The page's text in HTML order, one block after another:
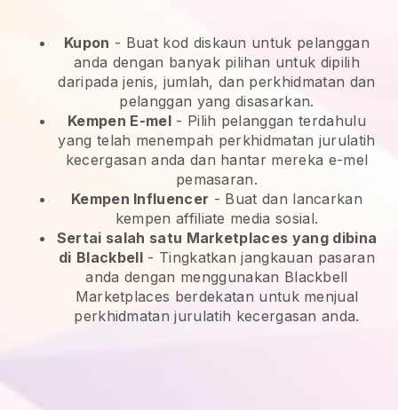
Kupon - Buat kod diskaun untuk pelanggan
anda dengan banyak pilihan untuk dipilih
daripada jenis, jumlah, dan perkhidmatan dan
pelanggan yang disasarkan.
Kempen E-mel- Pilih pelanggan terdahulu
yang telah menempah perkhidmatan jurulatih
kecergasan anda dan hantar mereka e-mel
pemasaran.
Kempen Influencer - Buat dan lancarkan
kempen affiliate media sosial.
Sertai salah satu Marketplaces yang dibina
di Blackbell- Tingkatkan jangkauan pasaran
anda dengan menggunakan Blackbell
Marketplaces berdekatan untuk menjual
perkhidmatan jurulatih kecergasan anda.